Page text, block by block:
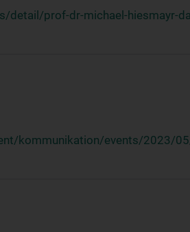
prof-dr-michael-hiesmayr-
kommunikation/events/2023/